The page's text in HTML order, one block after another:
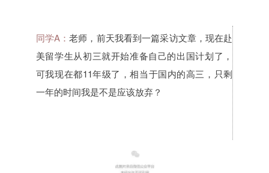
同学A：老师，前天我看到一篇采访文章，现在赴
美留学生从初三就开始准备自己的出国计划了，
可我现在都11年级了，相当于国内的高三，只剩
一年的时间我是不是应该放弃？